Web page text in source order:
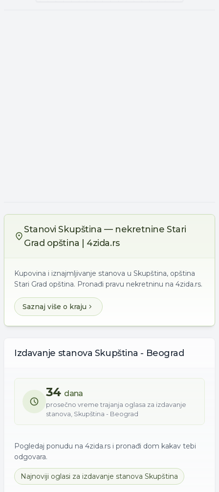
Stanovi Skupština — nekretnine Stari
Grad opština | 4zida.rs
Kupovina i iznajmljivanje stanova u Skupština, opština
Stari Grad opština. Pronađi pravu nekretninu na 4zida.rs.
Saznaj više o kraju
Izdavanje stanova Skupština - Beograd
34 dana
prosečno vreme trajanja oglasa za izdavanje
stanova, Skupština - Beograd
Pogledaj ponudu na 4zida.rs i pronađi dom kakav tebi
odgovara.
Najnoviji oglasi za izdavanje stanova Skupština